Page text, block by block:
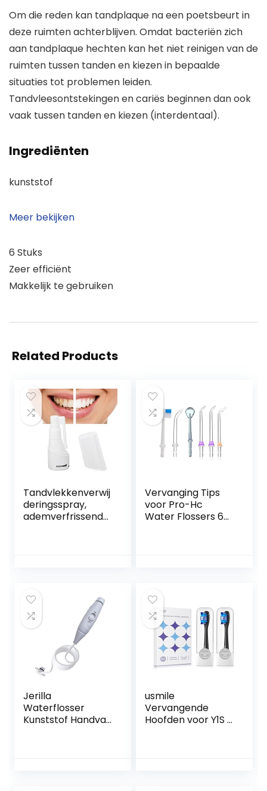
Om die reden kan tandplaque na een poetsbeurt in
deze ruimten achterblijven. Omdat bacteriën zich
aan tandplaque hechten kan het niet reinigen van de
ruimten tussen tanden en kiezen in bepaalde
situaties tot problemen leiden.
Tandvleesontstekingen en cariës beginnen dan ook
vaak tussen tanden en kiezen (interdentaal).
Ingrediënten
kunststof
Meer bekijken
6 Stuks
Zeer efficiënt
Makkelijk te gebruiken
Related Products
Tandvlekkenverwij
deringsspray,
ademverfrissende
Vervanging Tips
voor Pro-Hc
Water Flossers 6
1 Periodontale Tip, 1
Tandenborstel
Jerilla
Waterflosser
Kunststof Handvat
usmile
Vervangende
Hoofden voor Y1S /